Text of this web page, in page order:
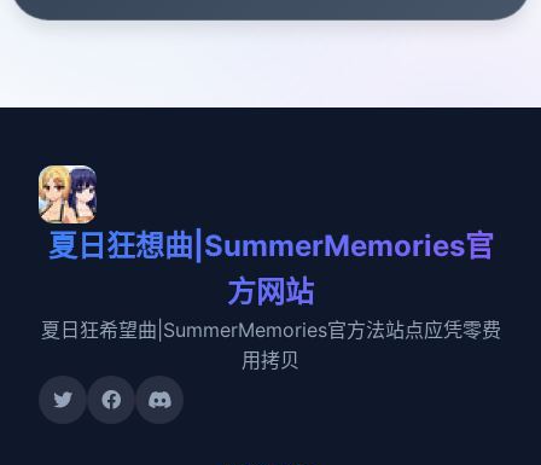
夏日狂想曲|SummerMemories官
方网站
夏日狂希望曲|SummerMemories官方法站点应凭零费
用拷贝